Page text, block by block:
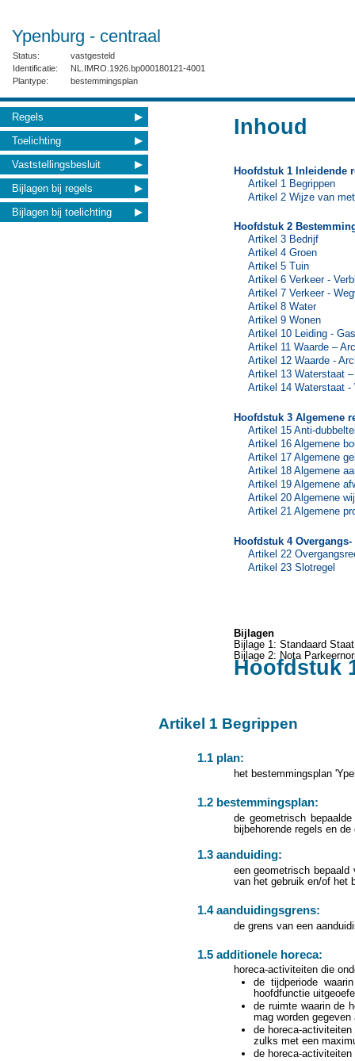
Ypenburg - centraal
Status:
vastgesteld
Identificatie:
NL.IMRO.1926.bp000180121-4001
Plantype:
bestemmingsplan
Regels
Toelichting
Vaststellingsbesluit
Bijlagen bij regels
Bijlagen bij toelichting
Inhoud
Hoofdstuk 1 Inleidende
Artikel 1 Begrippen
Artikel 2 Wijze van
Hoofdstuk 2
Artikel 3 Bedrijf
Artikel 4 Groen
Artikel 5 Tuin
Artikel 6 Verkeer -
Artikel 7 Verkeer -
Artikel 8 Water
Artikel 9 Wonen
Artikel 10 Leiding -
Artikel 11 Waarde –
Artikel 12 Waarde -
Artikel 13 Waterstaat
Artikel 14 Waterstaat -
Hoofdstuk 3 Algemene
Artikel 15 Anti-
Artikel 16 Algemene
Artikel 17 Algemene
Artikel 18 Algemene
Artikel 19 Algemene
Artikel 20 Algemene
Artikel 21 Algemene
Hoofdstuk 4
Artikel 22
Artikel 23 Slotregel
Bijlagen
Bijlage 1: Standaard
Bijlage 2: Nota
Hoofdstuk
Artikel 1 Begrippen
1.1 plan:
het bestemmingsplan
1.2 bestemmingsplan:
de geometrisch
bijbehorende regels en
1.3 aanduiding:
een geometrisch
van het gebruik en/of het
1.4 aanduidingsgrens:
de grens van een
1.5 additionele horeca:
horeca-activiteiten die
de tijdperiode
hoofdfunctie
de ruimte waarin de
mag worden gegeven
de horeca-
zulks met een
de horeca-